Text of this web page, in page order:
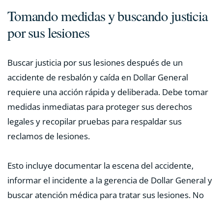
Tomando medidas y buscando justicia
por sus lesiones
Buscar justicia por sus lesiones después de un
accidente de resbalón y caída en Dollar General
requiere una acción rápida y deliberada. Debe tomar
medidas inmediatas para proteger sus derechos
legales y recopilar pruebas para respaldar sus
reclamos de lesiones.
Esto incluye documentar la escena del accidente,
informar el incidente a la gerencia de Dollar General y
buscar atención médica para tratar sus lesiones. No